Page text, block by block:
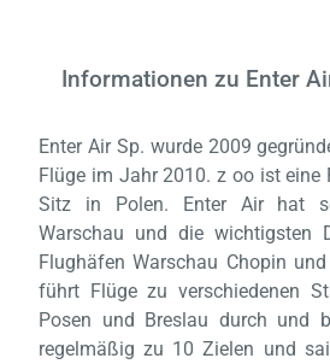
Informationen zu Enter
Enter Air Sp. wurde 2009
Flüge im Jahr 2010. z oo ist
Sitz in Polen. Enter Air hat
Warschau und die wichtigsten
Flughäfen Warschau Chopin
führt Flüge zu verschiedenen
Posen und Breslau durch und
regelmäßig zu 10 Zielen und